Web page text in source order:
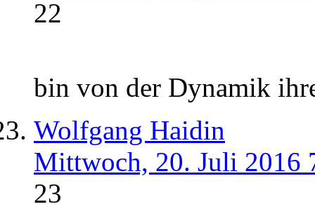
22
bin von der Dynamik
Wolfgang Haidin
Mittwoch, 20. Juli 2016
23